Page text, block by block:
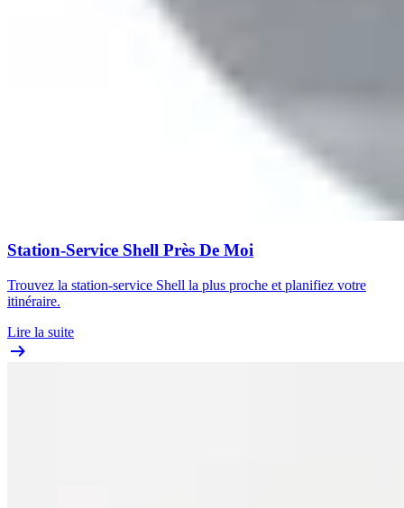
Station-Service Shell Près De Moi
Trouvez la station-service Shell la plus proche et planifiez votre
itinéraire.
Lire la suite